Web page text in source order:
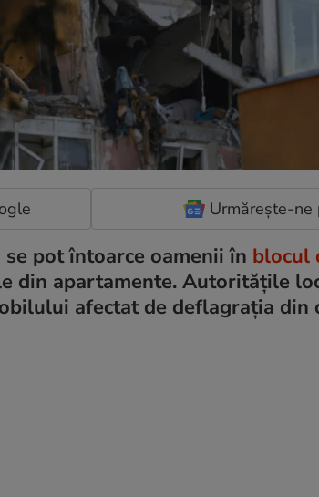
Urmărește-ne
se pot întoarce oamenii în blocul
din apartamente. Autoritățile
afectat de deflagrația din